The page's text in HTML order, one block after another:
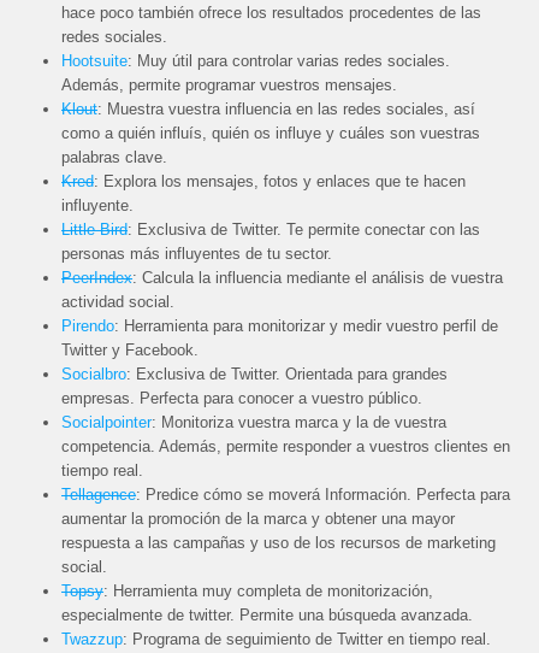
hace poco también ofrece los resultados procedentes de las
redes sociales.
Hootsuite: Muy útil para controlar varias redes sociales.
Además, permite programar vuestros mensajes.
Klout: Muestra vuestra influencia en las redes sociales, así
como a quién influís, quién os influye y cuáles son vuestras
palabras clave.
Kred: Explora los mensajes, fotos y enlaces que te hacen
influyente.
Little Bird: Exclusiva de Twitter. Te permite conectar con las
personas más influyentes de tu sector.
PeerIndex: Calcula la influencia mediante el análisis de vuestra
actividad social.
Pirendo: Herramienta para monitorizar y medir vuestro perfil de
Twitter y Facebook.
Socialbro: Exclusiva de Twitter. Orientada para grandes
empresas. Perfecta para conocer a vuestro público.
Socialpointer: Monitoriza vuestra marca y la de vuestra
competencia. Además, permite responder a vuestros clientes en
tiempo real.
Tellagence: Predice cómo se moverá Información. Perfecta para
aumentar la promoción de la marca y obtener una mayor
respuesta a las campañas y uso de los recursos de marketing
social.
Topsy: Herramienta muy completa de monitorización,
especialmente de twitter. Permite una búsqueda avanzada.
Twazzup: Programa de seguimiento de Twitter en tiempo real.